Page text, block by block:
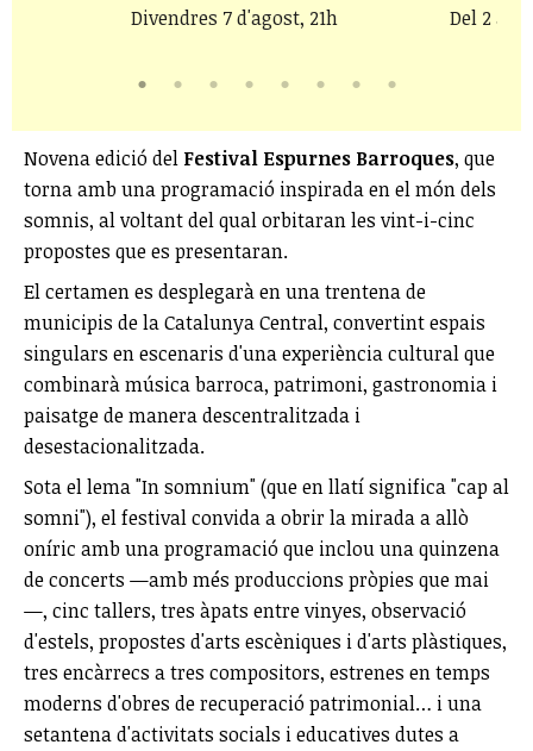
Divendres 7 d'agost, 21h Del 2 al
Novena edició del Festival Espurnes Barroques, que
torna amb una programació inspirada en el món dels
somnis, al voltant del qual orbitaran les vint-i-cinc
propostes que es presentaran.
El certamen es desplegarà en una trentena de
municipis de la Catalunya Central, convertint espais
singulars en escenaris d'una experiència cultural que
combinarà música barroca, patrimoni, gastronomia i
paisatge de manera descentralitzada i
desestacionalitzada.
Sota el lema "In somnium" (que en llatí significa "cap al
somni"), el festival convida a obrir la mirada a allò
oníric amb una programació que inclou una quinzena
de concerts —amb més produccions pròpies que mai
—, cinc tallers, tres àpats entre vinyes, observació
d'estels, propostes d'arts escèniques i d'arts plàstiques,
tres encàrrecs a tres compositors, estrenes en temps
moderns d'obres de recuperació patrimonial… i una
setantena d'activitats socials i educatives dutes a